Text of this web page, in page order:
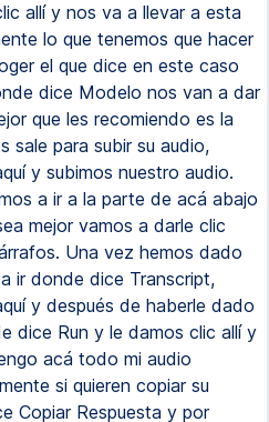
allí y nos va a llevar a esta
lo que tenemos que hacer
el que dice en este caso
dice Modelo nos van a dar
que les recomiendo es la
sale para subir su audio,
y subimos nuestro audio.
a ir a la parte de acá abajo
mejor vamos a darle clic
Una vez hemos dado
ir donde dice Transcript,
y después de haberle dado
dice Run y le damos clic allí y
acá todo mi audio
si quieren copiar su
Copiar Respuesta y por